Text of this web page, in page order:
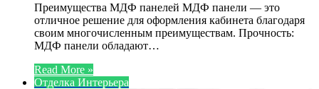
Преимущества МДФ панелей МДФ панели — это
отличное решение для оформления кабинета благодаря
своим многочисленным преимуществам. Прочность:
МДФ панели обладают…
Read More »
Отделка Интерьера